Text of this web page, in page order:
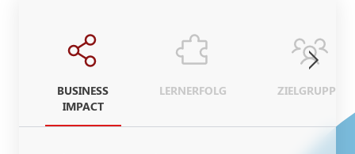
BUSINESS
IMPACT
LERNERFOLG ZIELGRUPPE